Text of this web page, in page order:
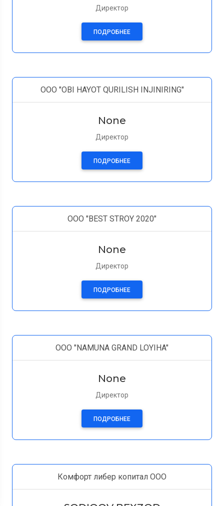
Директор
ПОДРОБНЕЕ
OOO "OBI HAYOT QURILISH INJINIRING"
None
Директор
ПОДРОБНЕЕ
OOO "BEST STROY 2020"
None
Директор
ПОДРОБНЕЕ
ООО "NAMUNA GRAND LOYIHA"
None
Директор
ПОДРОБНЕЕ
Комфорт либер копитал OOO